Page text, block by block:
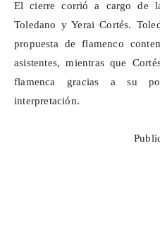
El cierre corrió a cargo de
Toledano yYerai Cortés.
propuesta de flamenco
asistentes, mientras que
flamenca gracias a su
interpretación.